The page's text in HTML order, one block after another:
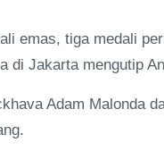
emas, tiga medali
di Jakarta mengutip
Adam Malonda